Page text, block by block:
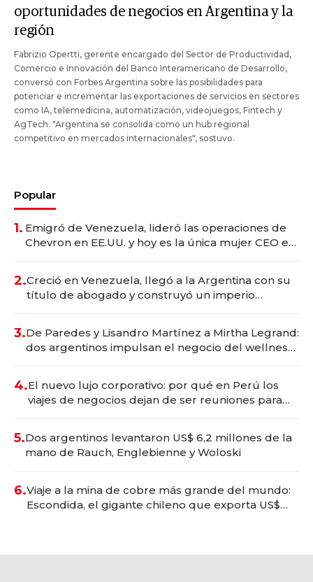
oportunidades de negocios en Argentina y la
región
Fabrizio Opertti, gerente encargado del Sector de Productividad,
Comercio e Innovación del Banco Interamericano de Desarrollo,
conversó con Forbes Argentina sobre las posibilidades para
potenciar e incrementar las exportaciones de servicios en sectores
como IA, telemedicina, automatización, videojuegos, Fintech y
AgTech. "Argentina se consolida como un hub regional
competitivo en mercados internacionales", sostuvo.
Popular
1. Emigró de Venezuela, lideró las operaciones de
Chevron en EE.UU. y hoy es la única mujer CEO en
2.Creció en Venezuela, llegó a la Argentina con su
título de abogado y construyó un imperio
3.De Paredes y Lisandro Martínez a Mirtha Legrand:
dos argentinos impulsan el negocio del wellness
4.El nuevo lujo corporativo: por qué en Perú los
viajes de negocios dejan de ser reuniones para
5.Dos argentinos levantaron US$ 6,2 millones de la
mano de Rauch, Englebienne y Woloski
6.Viaje a la mina de cobre más grande del mundo:
Escondida, el gigante chileno que exporta US$